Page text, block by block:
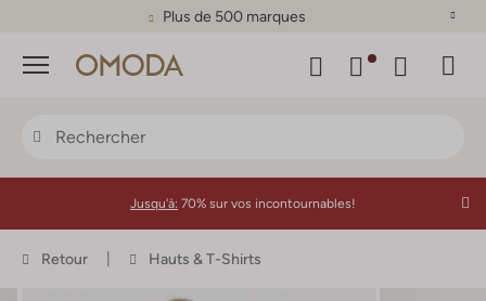
Plus de 500 marques
Menu
Jusqu'à: 70% sur vos incontournables!
Retour Hauts & T-Shirts